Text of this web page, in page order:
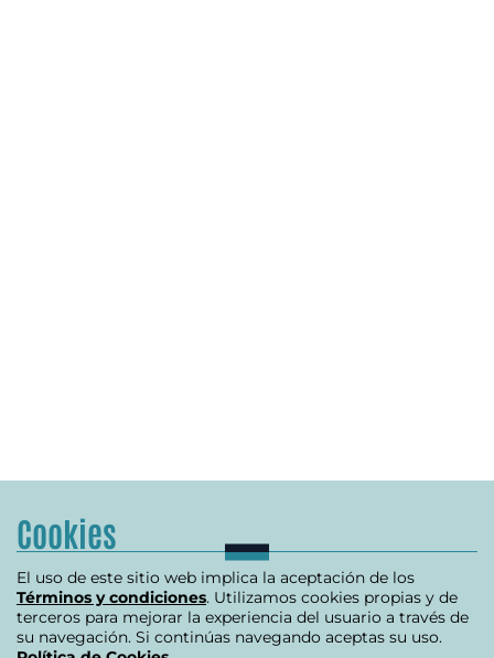
Cookies
El uso de este sitio web implica la aceptación de los
Términos y condiciones. Utilizamos cookies propias y de
terceros para mejorar la experiencia del usuario a través de
su navegación. Si continúas navegando aceptas su uso.